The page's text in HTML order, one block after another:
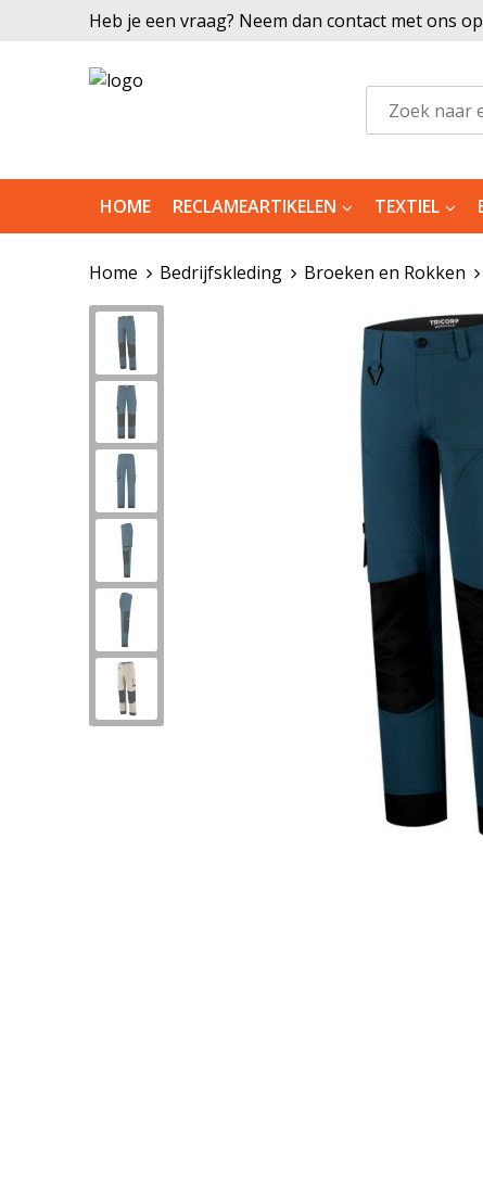
Heb je een vraag? Neem dan contact met ons
HOME RECLAMEARTIKELEN TEXTIEL
Home Bedrijfskleding Broeken en Rokken